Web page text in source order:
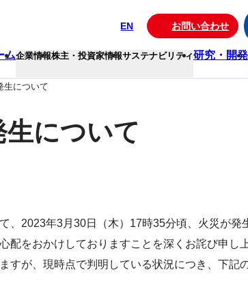
EN お問い合わせ
ム企業情報株主・投資家情報サステナビリティ研究・開発
生について
について
2023年3月30日（木）17時35分頃、火災が発
をおかけしておりますことを深くお詫び申し
が、現時点で判明している状況につき、下記